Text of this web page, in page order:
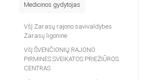
Medicinos gydytojas
VšĮ Zarasų rajono savivaldybės
Zarasų ligoninė
VšĮ ŠVENČIONIŲ RAJONO
PIRMINĖS SVEIKATOS PRIEŽIŪROS
CENTRAS